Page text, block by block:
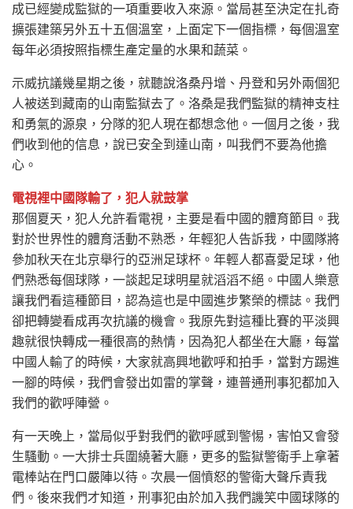
成已經變成監獄的一項重要收入來源。當局甚至決定在扎奇
擴張建築另外五十五個溫室，上面定下一個指標，每個溫室
每年必須按照指標生產定量的水果和蔬菜。
示威抗議幾星期之後，就聽說洛桑丹增、丹登和另外兩個犯
人被送到藏南的山南監獄去了。洛桑是我們監獄的精神支柱
和勇氣的源泉，分隊的犯人現在都想念他。一個月之後，我
們收到他的信息，說已安全到達山南，叫我們不要為他擔
心。
電視裡中國隊輸了，犯人就鼓掌
那個夏天，犯人允許看電視，主要是看中國的體育節目。我
對於世界性的體育活動不熟悉，年輕犯人告訴我，中國隊將
參加秋天在北京舉行的亞洲足球杯。年輕人都喜愛足球，他
們熟悉每個球隊，一談起足球明星就滔滔不絕。中國人樂意
讓我們看這種節目，認為這也是中國進步繁榮的標誌。我們
卻把轉變看成再次抗議的機會。我原先對這種比賽的平淡興
趣就很快轉成一種很高的熱情，因為犯人都坐在大廳，每當
中國人輸了的時候，大家就高興地歡呼和拍手，當對方踢進
一腳的時候，我們會發出如雷的掌聲，連普通刑事犯都加入
我們的歡呼陣營。
有一天晚上，當局似乎對我們的歡呼感到警惕，害怕又會發
生騷動。一大排士兵圍繞著大廳，更多的監獄警衛手上拿著
電棒站在門口嚴陣以待。次晨一個憤怒的警衛大聲斥責我
們。後來我們才知道，刑事犯由於加入我們譏笑中國球隊的